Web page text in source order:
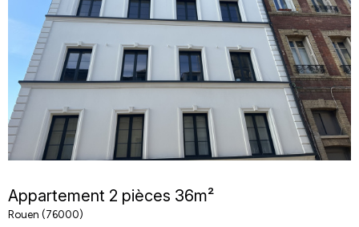
Appartement 2 pièces 36m²
Rouen (76000)